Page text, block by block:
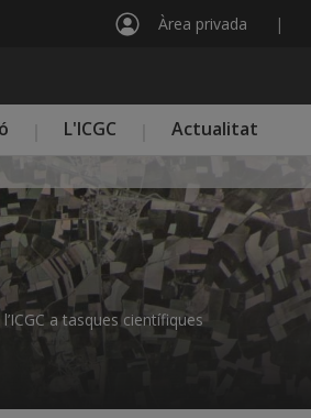
Àrea privada
L'ICGC Actualitat
a tasques científiques